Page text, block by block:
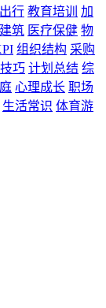
行 教育培训
加
筑 医疗保健 物
组织结构 采购
巧 计划总结 综
心理成长 职场
生活常识 体育游